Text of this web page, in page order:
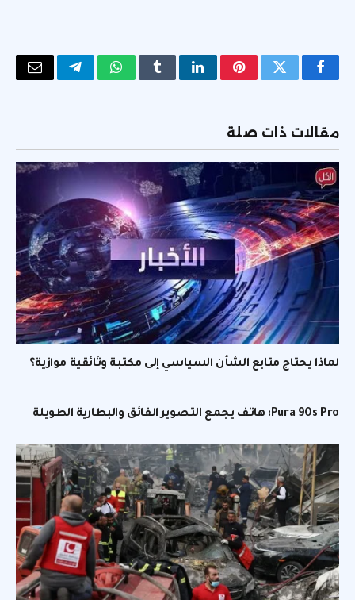
فيسبوكتويتر بينتيريستلينكدإنTumblrواتسابتيلقرامالبريد
مقالات ذات صلة
لماذا يحتاج متابع الشأن السياسي إلى مكتبة وثائقية موازية؟
Pura 90s Pro: هاتف يجمع التصوير الفائق والبطارية الطويلة